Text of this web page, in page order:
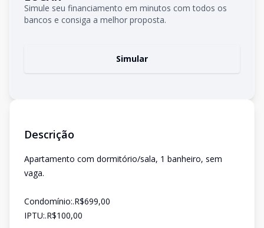
Simule seu financiamento em minutos com todos os
bancos e consiga a melhor proposta.
Simular
Descrição
Apartamento com dormitório/sala, 1 banheiro, sem
vaga.
Condomínio:.R$699,00
IPTU:.R$100,00